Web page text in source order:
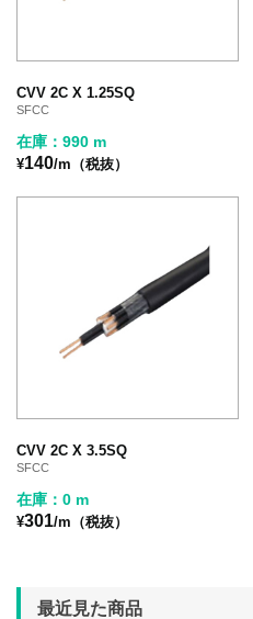
CVV 2C X 1.25SQ
SFCC
在庫：990 m
¥140/m（税抜）
CVV 2C X 3.5SQ
SFCC
在庫：0 m
¥301/m（税抜）
最近見た商品